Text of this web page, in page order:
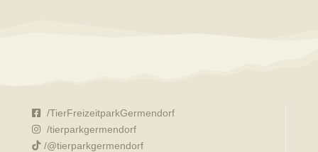
/TierFreizeitparkGermendorf
/tierparkgermendorf
/@tierparkgermendorf